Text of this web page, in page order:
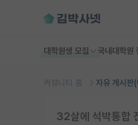
대학원생 모집 국내대학원
커뮤니티 홈 자유 게시판
32살에 석박통합